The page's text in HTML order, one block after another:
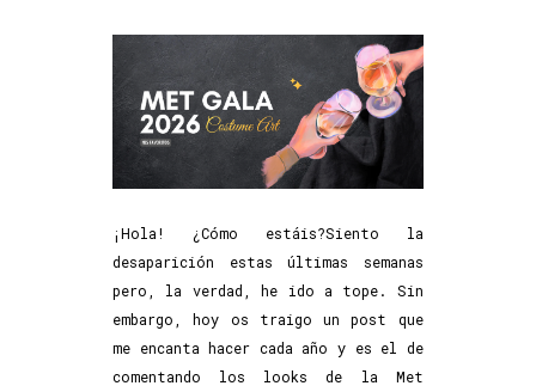
¡Hola! ¿Cómo estáis?Siento la
desaparición estas últimas semanas
pero, la verdad, he ido a tope. Sin
embargo, hoy os traigo un post que
me encanta hacer cada año y es el de
comentando los looks de la Met